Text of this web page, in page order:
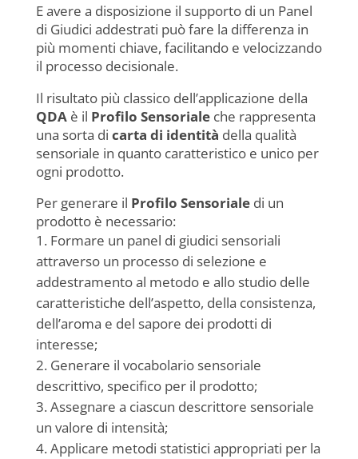
E avere a disposizione il supporto di un Panel
di Giudici addestrati può fare la differenza in
più momenti chiave, facilitando e velocizzando
il processo decisionale.
Il risultato più classico dell’applicazione della
QDAè il Profilo Sensorialeche rappresenta
una sorta di carta di identità della qualità
sensoriale in quanto caratteristico e unico per
ogni prodotto.
Per generare il Profilo Sensorialedi un
prodotto è necessario:
Formare un panel di giudici sensoriali
attraverso un processo di selezione e
addestramento al metodo e allo studio delle
caratteristiche dell’aspetto, della consistenza,
dell’aroma e del sapore dei prodotti di
interesse;
Generare il vocabolario sensoriale
descrittivo, specifico per il prodotto;
Assegnare a ciascun descrittore sensoriale
un valore di intensità;
Applicare metodi statistici appropriati per la